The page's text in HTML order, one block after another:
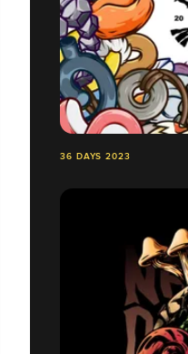
36 DAYS 2023